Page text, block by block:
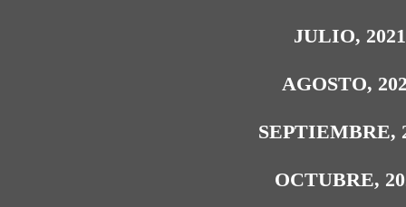
JULIO, 2021
AGOSTO,
SEPTIEMBRE,
OCTUBRE,